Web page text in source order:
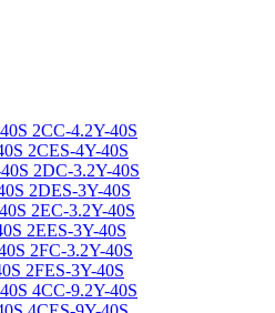
2CC-4.2Y-40S
2CES-4Y-40S
2DC-3.2Y-40S
2DES-3Y-40S
2EC-3.2Y-40S
2EES-3Y-40S
2FC-3.2Y-40S
2FES-3Y-40S
4CC-9.2Y-40S